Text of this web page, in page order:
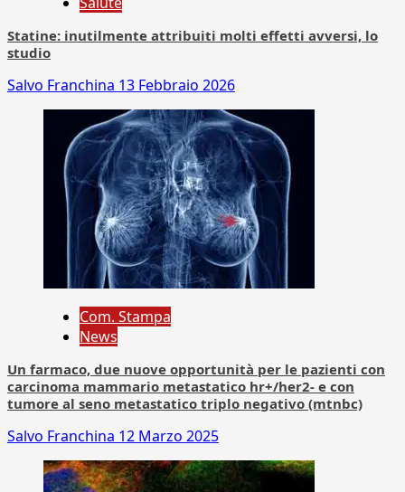
Statine: inutilmente attribuiti molti effetti avversi, lo
studio
Salvo Franchina 13 Febbraio 2026
Com. Stampa
News
Un farmaco, due nuove opportunità per le pazienti con
carcinoma mammario metastatico hr+/her2- e con
tumore al seno metastatico triplo negativo (mtnbc)
Salvo Franchina 12 Marzo 2025